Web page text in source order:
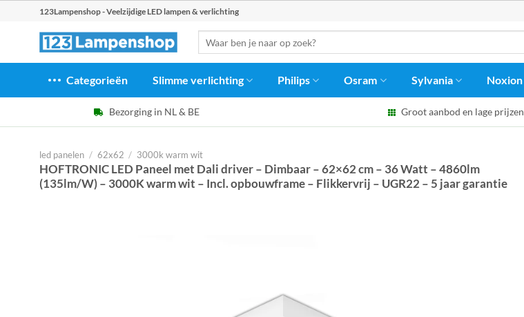
123Lampenshop - Veelzijdige LED lampen & verlichting
naar:
Categorieën Slimme verlichting Philips Osram Sylvania Noxion
Bezorging in NL & BE Groot aanbod en lage prijzen
led panelen / 62x62 / 3000k warm wit
HOFTRONIC LED Paneel met Dali driver – Dimbaar – 62×62 cm – 36 Watt – 4860lm
(135lm/W) – 3000K warm wit – Incl. opbouwframe – Flikkervrij – UGR22 – 5 jaar garantie